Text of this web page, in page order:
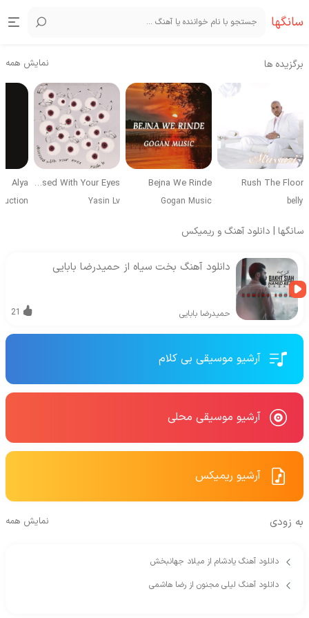
سانگها
برگزیده ها نمایش همه
Rush The Floor
belly
Bejna We Rinde
Gogan Music
Obsessed With Your Eyes
Yasin Lv
Alya
سانگها | دانلود آهنگ و ریمیکس
دانلود آهنگ بخت سیاه از حمیدرضا بابایی
حمیدرضا بابایی 21
آرشیو موسیقی بی کلام
آرشیو موسیقی محلی
آرشیو ریمیکس
به زودی نمایش همه
دانلود آهنگ یادشام از میلاد جهانبخش
دانلود آهنگ لیلی مجنون از رضا هاشمی